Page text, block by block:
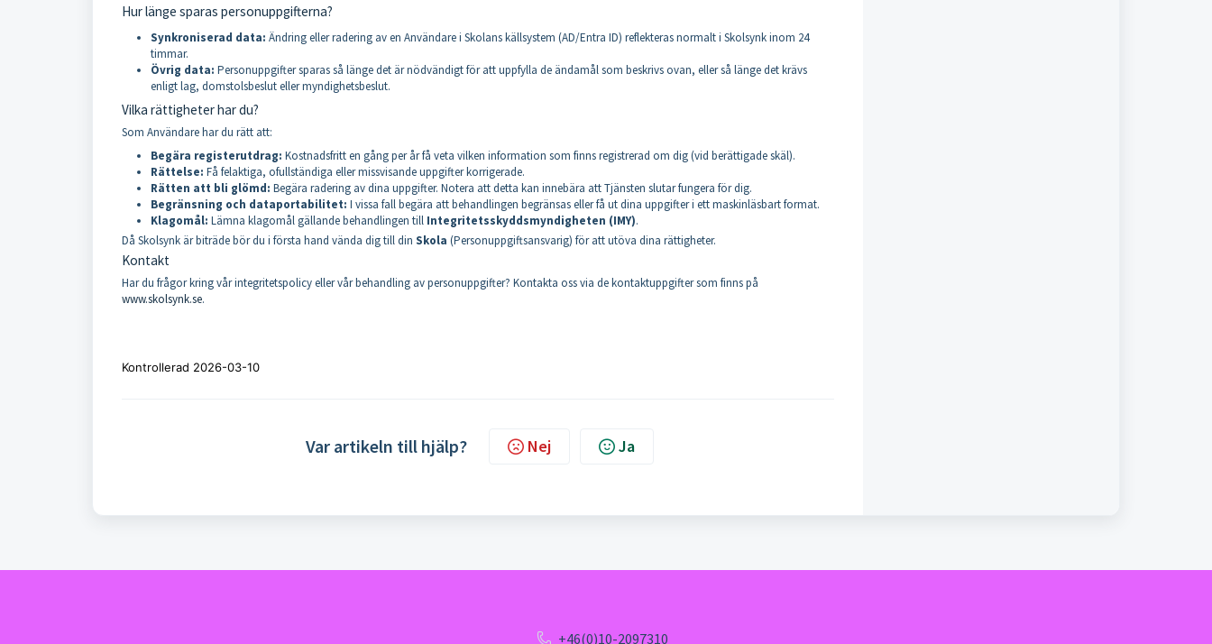
Hur länge sparas personuppgifterna?
Synkroniserad data: Ändring eller radering av en Användare i Skolans källsystem (AD/Entra ID) reflekteras normalt i Skolsynk inom 24
timmar.
Övrig data: Personuppgifter sparas så länge det är nödvändigt för att uppfylla de ändamål som beskrivs ovan, eller så länge det krävs
enligt lag, domstolsbeslut eller myndighetsbeslut.
Vilka rättigheter har du?
Som Användare har du rätt att:
Begära registerutdrag: Kostnadsfritt en gång per år få veta vilken information som finns registrerad om dig (vid berättigade skäl).
Rättelse: Få felaktiga, ofullständiga eller missvisande uppgifter korrigerade.
Rätten att bli glömd: Begära radering av dina uppgifter. Notera att detta kan innebära att Tjänsten slutar fungera för dig.
Begränsning och dataportabilitet: I vissa fall begära att behandlingen begränsas eller få ut dina uppgifter i ett maskinläsbart format.
Klagomål: Lämna klagomål gällande behandlingen till Integritetsskyddsmyndigheten (IMY).
Då Skolsynk är biträde bör du i första hand vända dig till din Skola (Personuppgiftsansvarig) för att utöva dina rättigheter.
Kontakt
Har du frågor kring vår integritetspolicy eller vår behandling av personuppgifter? Kontakta oss via de kontaktuppgifter som finns på
www.skolsynk.se.
Kontrollerad 2026-03-10
Var artikeln till hjälp? Nej Ja
+46(0)10-2097310